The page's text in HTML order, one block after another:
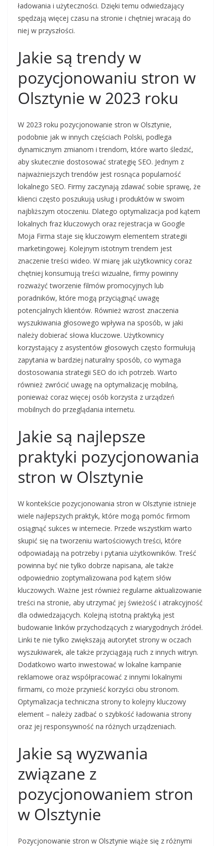
ładowania i użyteczności. Dzięki temu odwiedzający
spędzają więcej czasu na stronie i chętniej wracają do
niej w przyszłości.
Jakie są trendy w
pozycjonowaniu stron w
Olsztynie w 2023 roku
W 2023 roku pozycjonowanie stron w Olsztynie,
podobnie jak w innych częściach Polski, podlega
dynamicznym zmianom i trendom, które warto śledzić,
aby skutecznie dostosować strategię SEO. Jednym z
najważniejszych trendów jest rosnąca popularność
lokalnego SEO. Firmy zaczynają zdawać sobie sprawę, że
klienci często poszukują usług i produktów w swoim
najbliższym otoczeniu. Dlatego optymalizacja pod kątem
lokalnych fraz kluczowych oraz rejestracja w Google
Moja Firma staje się kluczowym elementem strategii
marketingowej. Kolejnym istotnym trendem jest
znaczenie treści wideo. W miarę jak użytkownicy coraz
chętniej konsumują treści wizualne, firmy powinny
rozważyć tworzenie filmów promocyjnych lub
poradników, które mogą przyciągnąć uwagę
potencjalnych klientów. Również wzrost znaczenia
wyszukiwania głosowego wpływa na sposób, w jaki
należy dobierać słowa kluczowe. Użytkownicy
korzystający z asystentów głosowych często formułują
zapytania w bardziej naturalny sposób, co wymaga
dostosowania strategii SEO do ich potrzeb. Warto
również zwrócić uwagę na optymalizację mobilną,
ponieważ coraz więcej osób korzysta z urządzeń
mobilnych do przeglądania internetu.
Jakie są najlepsze
praktyki pozycjonowania
stron w Olsztynie
W kontekście pozycjonowania stron w Olsztynie istnieje
wiele najlepszych praktyk, które mogą pomóc firmom
osiągnąć sukces w internecie. Przede wszystkim warto
skupić się na tworzeniu wartościowych treści, które
odpowiadają na potrzeby i pytania użytkowników. Treść
powinna być nie tylko dobrze napisana, ale także
odpowiednio zoptymalizowana pod kątem słów
kluczowych. Ważne jest również regularne aktualizowanie
treści na stronie, aby utrzymać jej świeżość i atrakcyjność
dla odwiedzających. Kolejną istotną praktyką jest
budowanie linków przychodzących z wiarygodnych źródeł.
Linki te nie tylko zwiększają autorytet strony w oczach
wyszukiwarek, ale także przyciągają ruch z innych witryn.
Dodatkowo warto inwestować w lokalne kampanie
reklamowe oraz współpracować z innymi lokalnymi
firmami, co może przynieść korzyści obu stronom.
Optymalizacja techniczna strony to kolejny kluczowy
element – należy zadbać o szybkość ładowania strony
oraz jej responsywność na różnych urządzeniach.
Jakie są wyzwania
związane z
pozycjonowaniem stron
w Olsztynie
Pozycjonowanie stron w Olsztynie wiąże się z różnymi